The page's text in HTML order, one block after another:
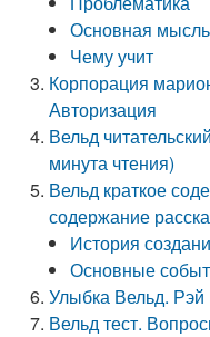
Основная мысль
Чему учит
Корпорация
Авторизация
Вельд
минута чтения)
Вельд краткое
содержание
История
Основные
Улыбка Вельд.
Вельд тест.